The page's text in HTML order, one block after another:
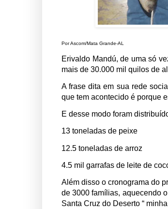
Por Ascom/Mata Grande-AL
Erivaldo Mandú, de uma só
mais de 30.000 mil quilos de
A frase dita em sua rede
que tem acontecido é porque
E desse modo foram
13 toneladas de peixe
12.5 toneladas de arroz
4.5 mil garrafas de leite de
Além disso o cronograma do
de 3000 famílias, aquecendo
Santa Cruz do Deserto “